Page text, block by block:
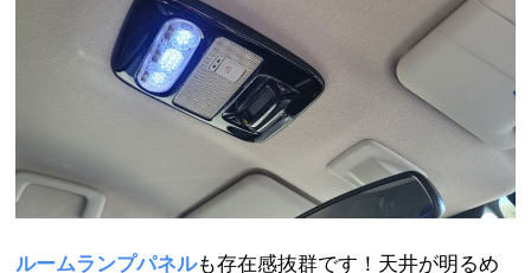
ルームランプパネルも存在感抜群です！天井が明るめ